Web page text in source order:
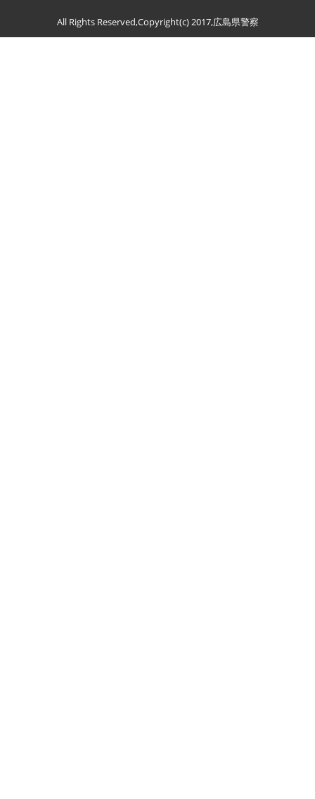
All Rights Reserved,Copyright(c) 2017,広島県警察